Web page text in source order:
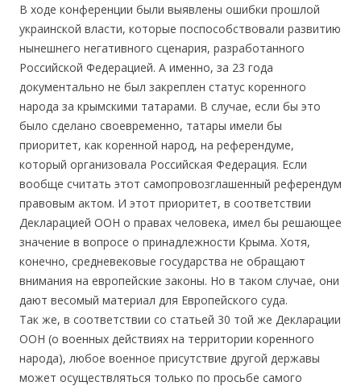
В ходе конференции были выявлены ошибки прошлой
украинской власти, которые поспособствовали развитию
нынешнего негативного сценария, разработанного
Российской Федерацией. А именно, за 23 года
документально не был закреплен статус коренного
народа за крымскими татарами. В случае, если бы это
было сделано своевременно, татары имели бы
приоритет, как коренной народ, на референдуме,
который организовала Российская Федерация. Если
вообще считать этот самопровозглашенный референдум
правовым актом. И этот приоритет, в соответствии
Декларацией ООН о правах человека, имел бы решающее
значение в вопросе о принадлежности Крыма. Хотя,
конечно, средневековые государства не обращают
внимания на европейские законы. Но в таком случае, они
дают весомый материал для Европейского суда.
Так же, в соответствии со статьей 30 той же Декларации
ООН (о военных действиях на территории коренного
народа), любое военное присутствие другой державы
может осуществляться только по просьбе самого